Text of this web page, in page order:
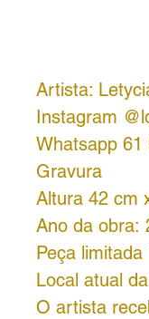
Artista:
Instagram
Whatsapp 61
Gravura
Altura 42 cm
Ano da obra:
Peça limitada
Local atual
O artista